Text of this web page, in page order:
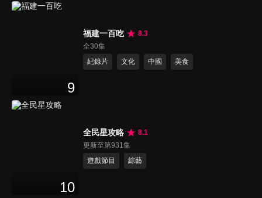
9
福建一百吃
8.3
全30集
紀錄片
文化 中國 美食
10
全民星攻略
8.1
更新至第931集
遊戲節目
綜藝